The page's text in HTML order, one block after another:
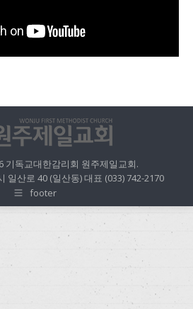
독교대한감리회 원주제일교회.
일산로 40 (일산동) 대표 (033) 742-2170
footer